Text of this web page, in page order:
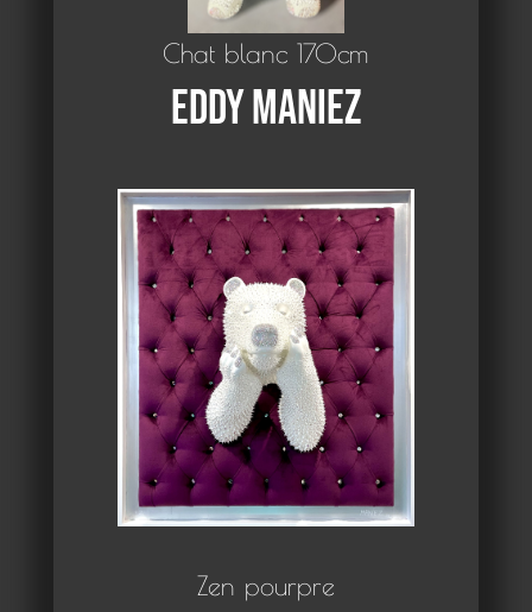
Chat blanc 170cm
Eddy Maniez
Zen pourpre